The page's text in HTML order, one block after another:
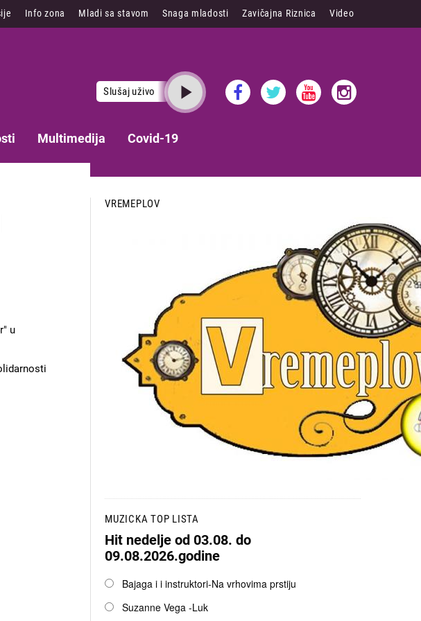
Info zona Mladi sa stavom Snaga mladosti Zavičajna Riznica Video
Slušaj uživo
Multimedija Covid-19
u
VREMEPLOV
MUZICKA TOP LISTA
Hit nedelje od 03.08. do
09.08.2026.godine
OpcijeBajaga i i instruktori-Na vrhovima prstiju
Suzanne Vega -Luk